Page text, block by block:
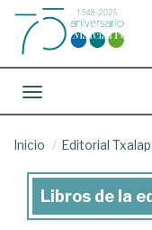
Toggle navigation
Inicio Editorial
Libros
Libros de la